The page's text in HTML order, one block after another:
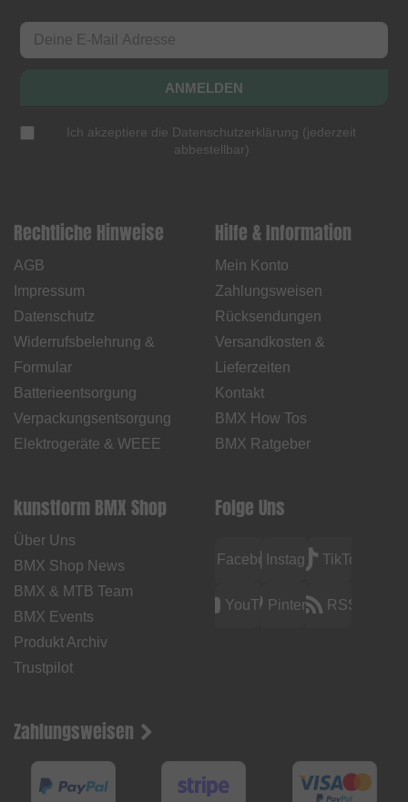
ANMELDEN
Ich akzeptiere die Datenschutzerklärung (jederzeit
abbestellbar)
Rechtliche Hinweise
AGB
Impressum
Datenschutz
Widerrufsbelehrung &
Formular
Batterieentsorgung
Verpackungsentsorgung
Elektrogeräte & WEEE
Hilfe & Information
Mein Konto
Zahlungsweisen
Rücksendungen
Versandkosten &
Lieferzeiten
Kontakt
BMX How Tos
BMX Ratgeber
kunstform BMX Shop
Über Uns
BMX Shop News
BMX & MTB Team
BMX Events
Produkt Archiv
Trustpilot
Folge Uns
FacebookInstagramTikTok
YouTubePinterest RSS
Zahlungsweisen